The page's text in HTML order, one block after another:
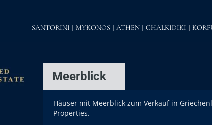
SANTORINI MYKONOS ATHEN CHALKIDIKI
Meerblick
Häuser mit Meerblick zum Verkauf in
Properties.